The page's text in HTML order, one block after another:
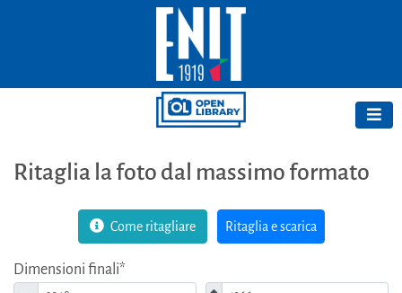
Ritaglia la foto dal massimo formato
Dimensioni finali*
Come ritagliare Ritaglia e scarica